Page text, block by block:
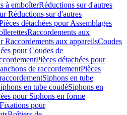
à emboîterRéductions sur d'autres
Réductions sur d'autres
détachées pour Assemblages
Raccordements aux
Raccordements aux appareilsCoudes
pour Coudes de
Pièces détachées pour
de raccordementPièces
Siphons en tube
en tube coudéSiphons en
pour Siphons en forme
Fixations pour